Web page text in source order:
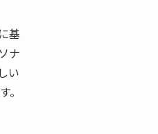
基
ナ
い
。